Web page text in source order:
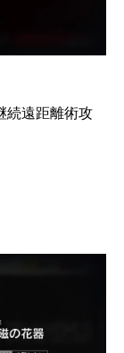
続遠距離術攻